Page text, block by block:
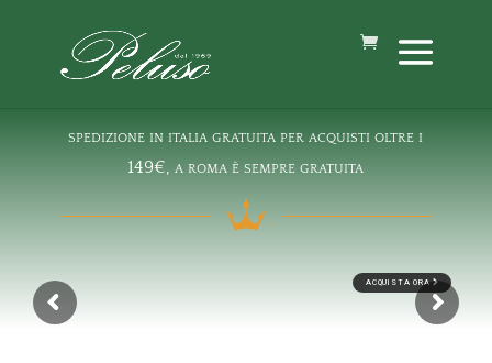
spedizione in italia gratuita per acquisti oltre i
149€, a roma è sempre gratuita
ACQUISTA ORA